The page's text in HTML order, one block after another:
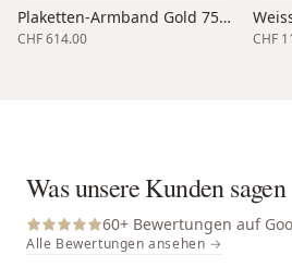
Plaketten-Armband Gold 750 bicolor 14 cm
CHF 614.00 CHF
Was unsere Kunden sagen
60+ Bewertungen auf
Alle Bewertungen ansehen →